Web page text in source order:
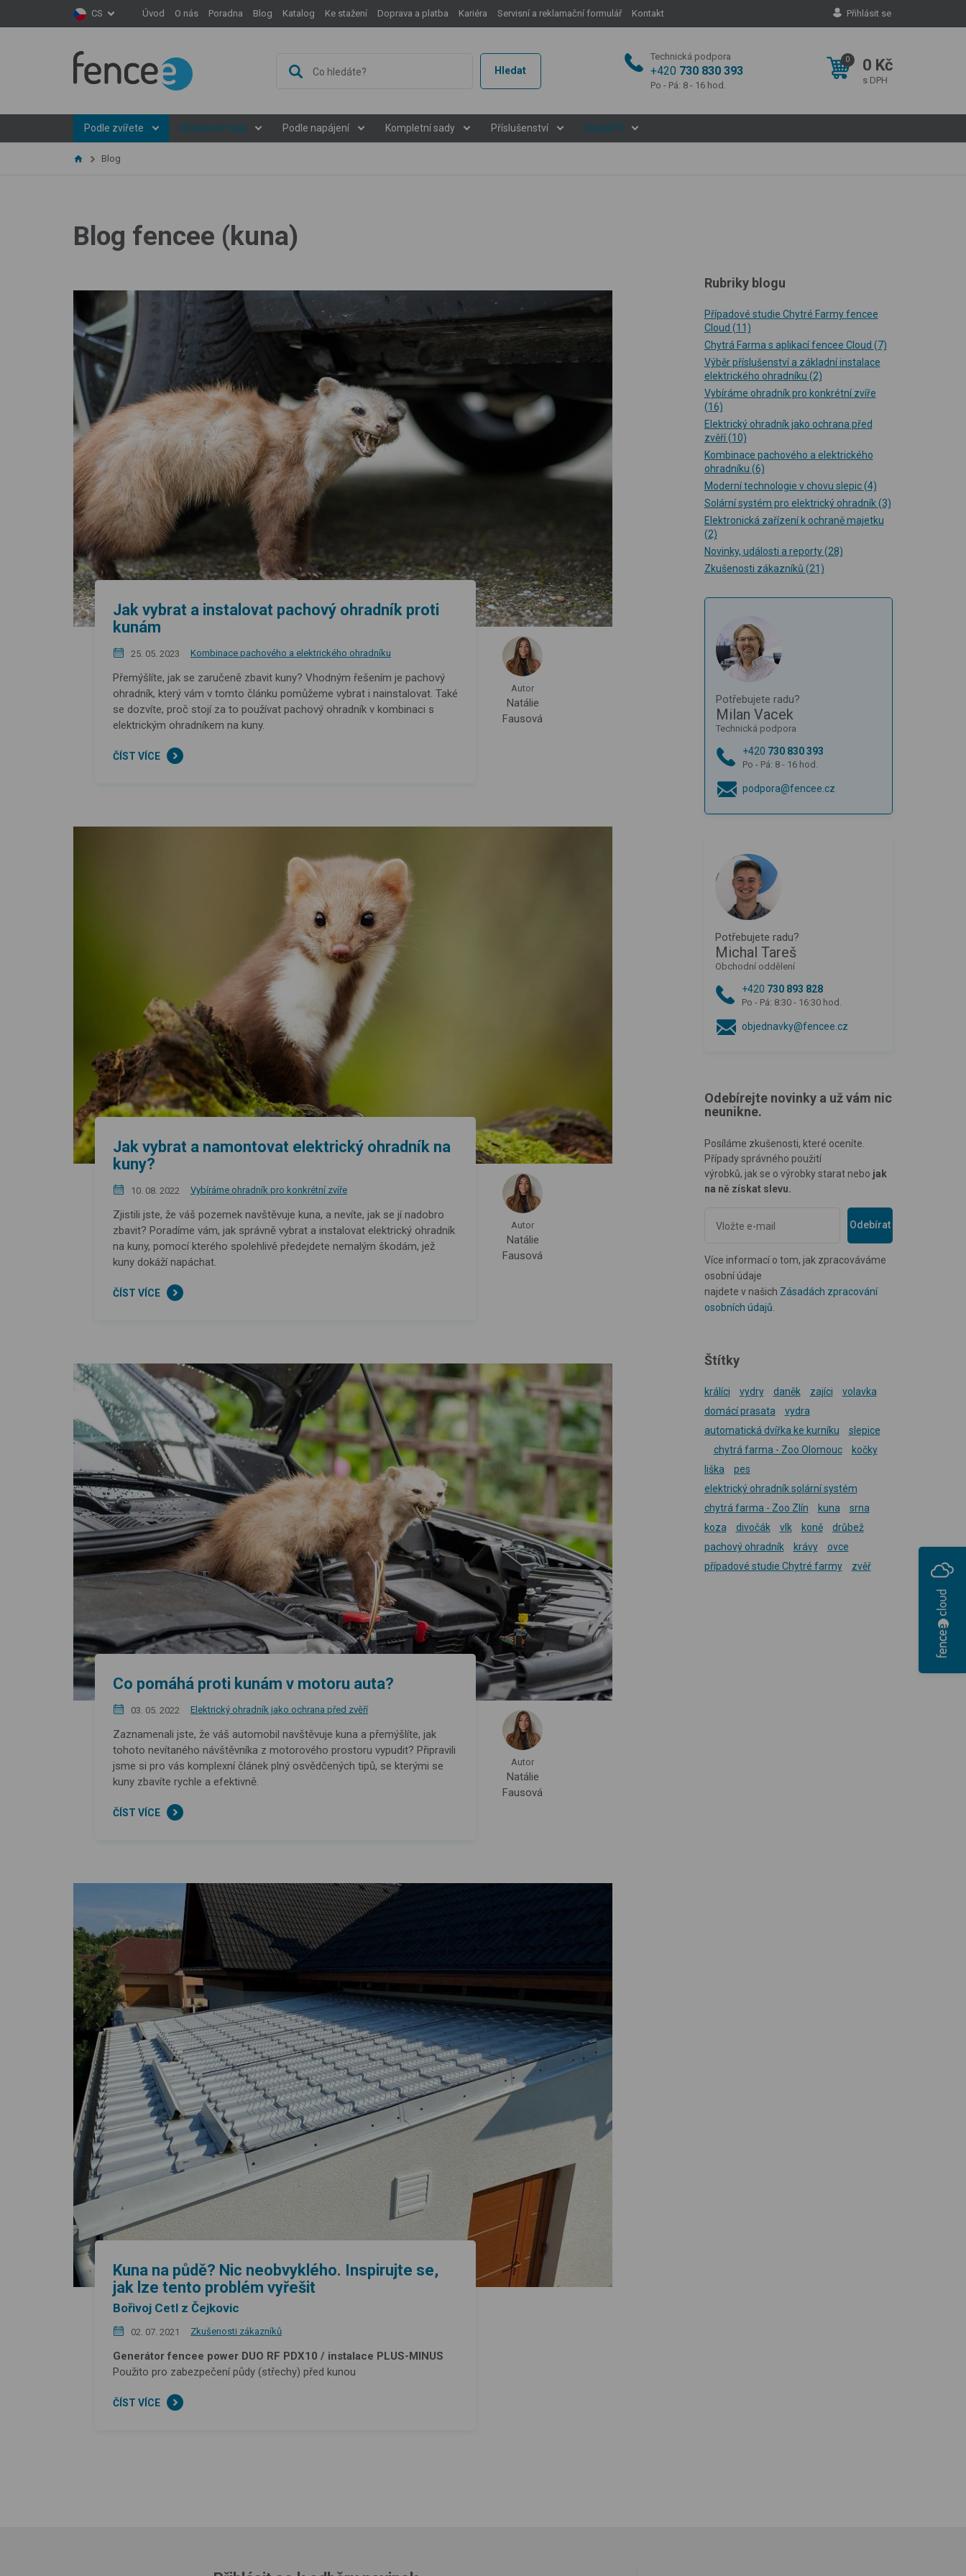
CS Úvod O nás Poradna Blog Katalog Ke stažení Doprava a platba Kariéra Servisní a reklamační formulář Kontakt Přihlásit se
Hledat
Technická podpora
+420 730 830 393
Po - Pá: 8 - 16 hod.
0 0 Kč
s DPH
Podle zvířete Modelové řady Podle napájení Kompletní sady Příslušenství EquiGPS
Blog
Blog fencee (kuna)
Jak vybrat a instalovat pachový ohradník proti
kunám
25. 05. 2023 Kombinace pachového a elektrického ohradníku
Přemýšlíte, jak se zaručeně zbavit kuny? Vhodným řešením je pachový
ohradník, který vám v tomto článku pomůžeme vybrat i nainstalovat. Také
se dozvíte, proč stojí za to používat pachový ohradník v kombinaci s
elektrickým ohradníkem na kuny.
ČÍST VÍCE
Autor
Natálie
Fausová
Jak vybrat a namontovat elektrický ohradník na
kuny?
10. 08. 2022 Vybíráme ohradník pro konkrétní zvíře
Zjistili jste, že váš pozemek navštěvuje kuna, a nevíte, jak se jí nadobro
zbavit? Poradíme vám, jak správně vybrat a instalovat elektrický ohradník
na kuny, pomocí kterého spolehlivě předejdete nemalým škodám, jež
kuny dokáží napáchat.
ČÍST VÍCE
Autor
Natálie
Fausová
Co pomáhá proti kunám v motoru auta?
03. 05. 2022 Elektrický ohradník jako ochrana před zvěří
Zaznamenali jste, že váš automobil navštěvuje kuna a přemýšlíte, jak
tohoto nevítaného návštěvníka z motorového prostoru vypudit? Připravili
jsme si pro vás komplexní článek plný osvědčených tipů, se kterými se
kuny zbavíte rychle a efektivně.
ČÍST VÍCE
Autor
Natálie
Fausová
Kuna na půdě? Nic neobvyklého. Inspirujte se,
jak lze tento problém vyřešit
Bořivoj Cetl z Čejkovic
02. 07. 2021 Zkušenosti zákazníků
Generátor fencee power DUO RF PDX10 / instalace PLUS-MINUS
Použito pro zabezpečení půdy (střechy) před kunou
ČÍST VÍCE
Rubriky blogu
Případové studie Chytré Farmy fencee
Cloud (11)
Chytrá Farma s aplikací fencee Cloud (7)
Výběr příslušenství a základní instalace
elektrického ohradníku (2)
Vybíráme ohradník pro konkrétní zvíře
(16)
Elektrický ohradník jako ochrana před
zvěří(10)
Kombinace pachového a elektrického
ohradníku (6)
Moderní technologie v chovu slepic(4)
Solární systém pro elektrický ohradník(3)
Elektronická zařízení k ochraně majetku
(2)
Novinky, události a reporty(28)
Zkušenosti zákazníků (21)
Potřebujete radu?
Milan Vacek
Technická podpora
+420 730 830 393
Po - Pá: 8 - 16 hod.
podpora@fencee.cz
Potřebujete radu?
Michal Tareš
Obchodní oddělení
+420 730 893 828
Po - Pá: 8:30 - 16:30 hod.
objednavky@fencee.cz
Odebírejte novinky a už vám nic
neunikne.
Posíláme zkušenosti, které oceníte.
Případy správného použití
výrobků, jak se o výrobky starat nebo jak
na ně získat slevu.
Odebírat
Více informací o tom, jak zpracováváme
osobní údaje
najdete v našich Zásadách zpracování
osobních údajů
Štítky
králíci vydry daněk zajíci
volavka
domácí prasata
vydra
automatická dvířka ke kurníku
slepice
chytrá farma - Zoo Olomouc
kočky
liška
pes
elektrický ohradník solární systém
chytrá farma - Zoo Zlín
kuna
srna
koza
divočák vlk koně
drůbež
pachový ohradník
krávy
ovce
případové studie Chytré farmy
zvěř